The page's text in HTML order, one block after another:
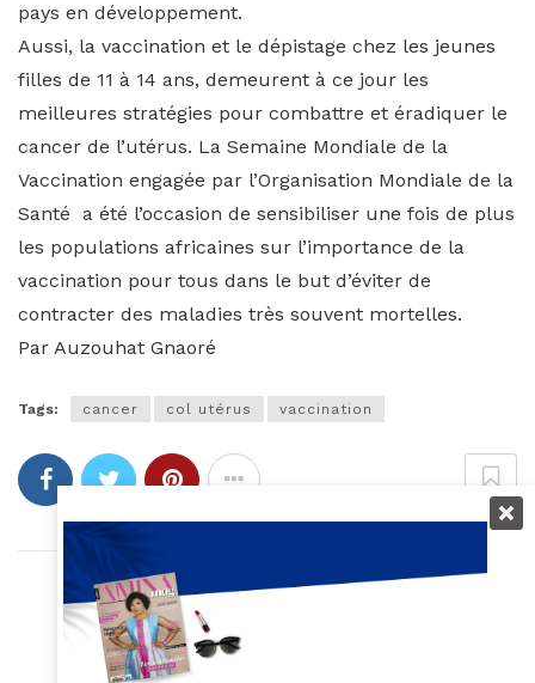
pays en développement.
Aussi, la vaccination et le dépistage chez les jeunes
filles de 11 à 14 ans, demeurent à ce jour les
meilleures stratégies pour combattre et éradiquer le
cancer de l’utérus. La Semaine Mondiale de la
Vaccination engagée par l’Organisation Mondiale de la
Santé a été l’occasion de sensibiliser une fois de plus
les populations africaines sur l’importance de la
vaccination pour tous dans le but d’éviter de
contracter des maladies très souvent mortelles.
Par Auzouhat Gnaoré
Tags: cancer col utérus vaccination
Article précédent
Lady Laistee de retour... en librairie
Article suivant